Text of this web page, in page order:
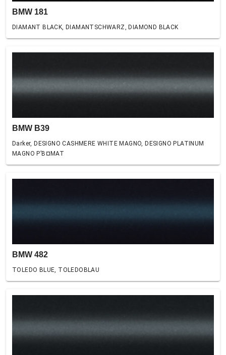
BMW 181
DIAMANT BLACK, DIAMANTSCHWARZ, DIAMOND BLACK
BMW B39
Darker, DESIGNO CASHMERE WHITE MAGNO, DESIGNO PLATINUM
MAGNO Р’В¤MAT
BMW 482
TOLEDO BLUE, TOLEDOBLAU